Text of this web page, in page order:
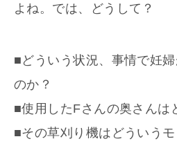
よね。では、どうして？
■どういう状況、事情で妊
のか？
■使用したFさんの奥さんは
■その草刈り機はどういうモ